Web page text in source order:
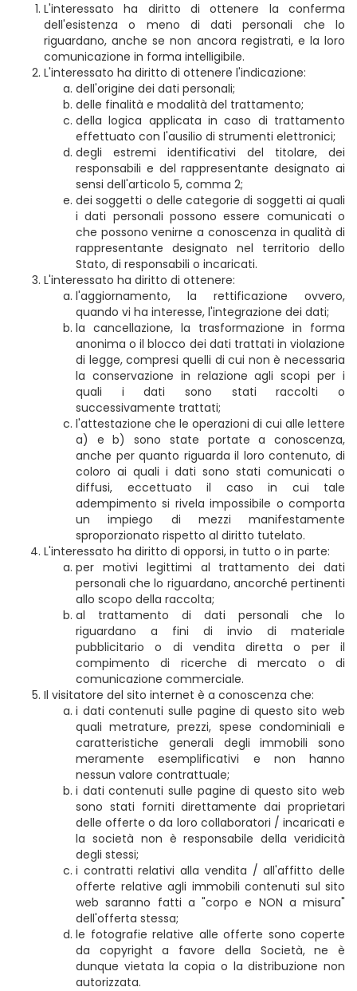
L'interessato ha diritto di ottenere la conferma
dell'esistenza o meno di dati personali che lo
riguardano, anche se non ancora registrati, e la loro
comunicazione in forma intelligibile.
L'interessato ha diritto di ottenere l'indicazione:
dell'origine dei dati personali;
delle finalità e modalità del trattamento;
della logica applicata in caso di trattamento
effettuato con l'ausilio di strumenti elettronici;
degli estremi identificativi del titolare, dei
responsabili e del rappresentante designato ai
sensi dell'articolo 5, comma 2;
dei soggetti o delle categorie di soggetti ai quali
i dati personali possono essere comunicati o
che possono venirne a conoscenza in qualità di
rappresentante designato nel territorio dello
Stato, di responsabili o incaricati.
L'interessato ha diritto di ottenere:
l'aggiornamento, la rettificazione ovvero,
quando vi ha interesse, l'integrazione dei dati;
la cancellazione, la trasformazione in forma
anonima o il blocco dei dati trattati in violazione
di legge, compresi quelli di cui non è necessaria
la conservazione in relazione agli scopi per i
quali i dati sono stati raccolti o
successivamente trattati;
l'attestazione che le operazioni di cui alle lettere
a) e b) sono state portate a conoscenza,
anche per quanto riguarda il loro contenuto, di
coloro ai quali i dati sono stati comunicati o
diffusi, eccettuato il caso in cui tale
adempimento si rivela impossibile o comporta
un impiego di mezzi manifestamente
sproporzionato rispetto al diritto tutelato.
L'interessato ha diritto di opporsi, in tutto o in parte:
per motivi legittimi al trattamento dei dati
personali che lo riguardano, ancorché pertinenti
allo scopo della raccolta;
al trattamento di dati personali che lo
riguardano a fini di invio di materiale
pubblicitario o di vendita diretta o per il
compimento di ricerche di mercato o di
comunicazione commerciale.
Il visitatore del sito internet è a conoscenza che:
i dati contenuti sulle pagine di questo sito web
quali metrature, prezzi, spese condominiali e
caratteristiche generali degli immobili sono
meramente esemplificativi e non hanno
nessun valore contrattuale;
i dati contenuti sulle pagine di questo sito web
sono stati forniti direttamente dai proprietari
delle offerte o da loro collaboratori / incaricati e
la società non è responsabile della veridicità
degli stessi;
i contratti relativi alla vendita / all'affitto delle
offerte relative agli immobili contenuti sul sito
web saranno fatti a "corpo e NON a misura"
dell'offerta stessa;
le fotografie relative alle offerte sono coperte
da copyright a favore della Società, ne è
dunque vietata la copia o la distribuzione non
autorizzata.